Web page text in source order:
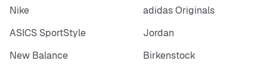
Nike
adidas Originals
ASICS SportStyle
Jordan
New Balance
Birkenstock